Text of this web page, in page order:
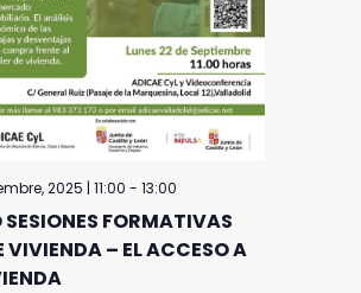
FORMATIVAS
VIVIENDA – EL ACCESO A
2025 | 11:00 - 13:00